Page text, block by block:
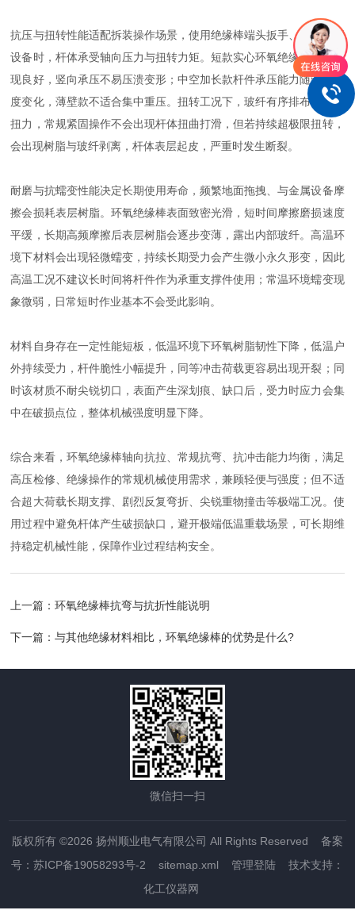
抗压与扭转性能适配拆装操作场景，使用绝缘棒端头扳手、夹具紧固
设备时，杆体承受轴向压力与扭转力矩。短款实心环氧绝缘棒抗压表
现良好，竖向承压不易压溃变形；中空加长款杆件承压能力随管壁厚
度变化，薄壁款不适合集中重压。扭转工况下，玻纤有序排布可分散
扭力，常规紧固操作不会出现杆体扭曲打滑，但若持续超极限扭转，
会出现树脂与玻纤剥离，杆体表层起皮，严重时发生断裂。
耐磨与抗蠕变性能决定长期使用寿命，频繁地面拖拽、与金属设备摩
擦会损耗表层树脂。环氧绝缘棒表面致密光滑，短时间摩擦磨损速度
平缓，长期高频摩擦后表层树脂会逐步变薄，露出内部玻纤。高温环
境下材料会出现轻微蠕变，持续长期受力会产生微小永久形变，因此
高温工况不建议长时间将杆件作为承重支撑件使用；常温环境蠕变现
象微弱，日常短时作业基本不会受此影响。
材料自身存在一定性能短板，低温环境下环氧树脂韧性下降，低温户
外持续受力，杆件脆性小幅提升，同等冲击荷载更容易出现开裂；同
时该材质不耐尖锐切口，表面产生深划痕、缺口后，受力时应力会集
中在破损点位，整体机械强度明显下降。
综合来看，环氧绝缘棒轴向抗拉、常规抗弯、抗冲击能力均衡，满足
高压检修、绝缘操作的常规机械使用需求，兼顾轻便与强度；但不适
合超大荷载长期支撑、剧烈反复弯折、尖锐重物撞击等极端工况。使
用过程中避免杆体产生破损缺口，避开极端低温重载场景，可长期维
持稳定机械性能，保障作业过程结构安全。
上一篇：环氧绝缘棒抗弯与抗折性能说明
下一篇：与其他绝缘材料相比，环氧绝缘棒的优势是什么?
微信扫一扫
版权所有 ©2026 扬州顺业电气有限公司 All Rights Reserved 备案
号：苏ICP备19058293号-2
sitemap.xml 管理登陆 技术支持：
化工仪器网